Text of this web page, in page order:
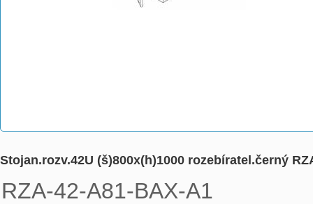
Stojan.rozv.42U (š)800x(h)1000 rozebíratel.černý
RZA-42-A81-BAX-A1